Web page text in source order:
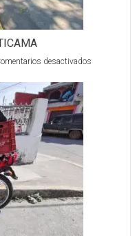
desactivadosen